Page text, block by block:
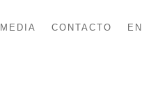
MEDIA CONTACTO EN